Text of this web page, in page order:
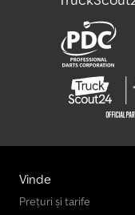
Vinde
Prețuri și tarife